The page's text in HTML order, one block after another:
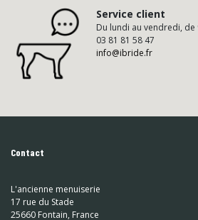
Service client
Du lundi au vendredi, de
03 81 81 58 47
info@ibride.fr
Contact
L'ancienne menuiserie
17 rue du Stade
25660 Fontain, France